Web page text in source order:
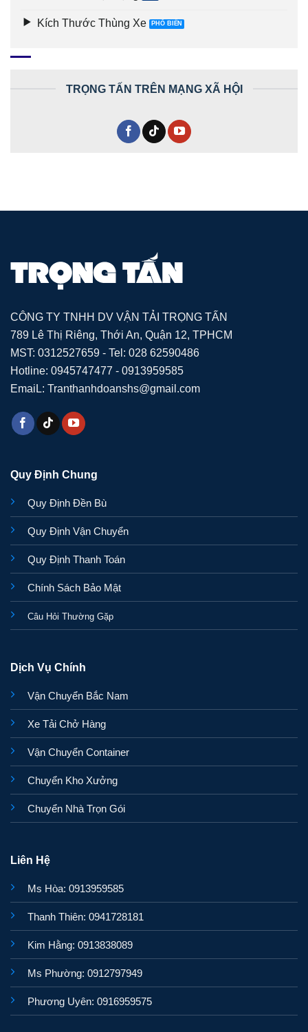
Kích Thước Thùng Xe
TRỌNG TẤN TRÊN MẠNG XÃ HỘI
CÔNG TY TNHH DV VẬN TẢI TRỌNG TẤN
789 Lê Thị Riêng, Thới An, Quận 12, TPHCM
MST: 0312527659 - Tel: 028 62590486
Hotline: 0945747477 - 0913959585
EmaiL: Tranthanhdoanshs@gmail.com
Quy Định Chung
Quy Định Đền Bù
Quy Định Vận Chuyển
Quy Định Thanh Toán
Chính Sách Bảo Mật
Câu Hỏi Thường Gặp
Dịch Vụ Chính
Vận Chuyển Bắc Nam
Xe Tải Chở Hàng
Vận Chuyển Container
Chuyển Kho Xưởng
Chuyển Nhà Trọn Gói
Liên Hệ
Ms Hòa: 0913959585
Thanh Thiên: 0941728181
Kim Hằng: 0913838089
Ms Phường: 0912797949
Phương Uyên: 0916959575